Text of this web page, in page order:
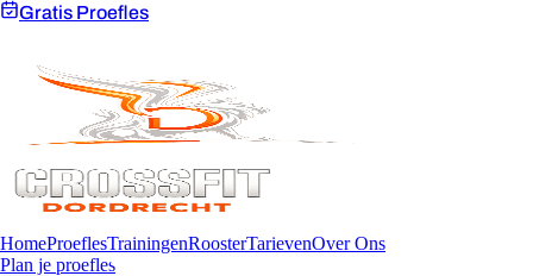
Gratis Proefles
HomeProeflesTrainingenRoosterTarievenOver Ons
Plan je proefles